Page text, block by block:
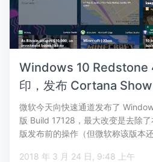
Windows 10 Redstone
印，发布 Cortana
微软今天向快速通道发布了
版 Build 17128，最大改变是去除
版发布前的操作（但微软称该版本
2018 年 3 月 24 日, 9:48 上午